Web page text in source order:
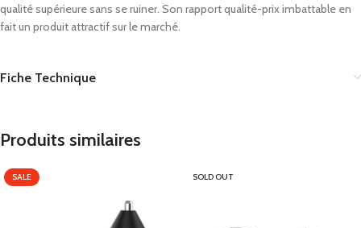
qualité supérieure sans se ruiner. Son rapport qualité-prix imbattable en
fait un produit attractif sur le marché.
Fiche Technique
Produits similaires
SALE SOLD OUT